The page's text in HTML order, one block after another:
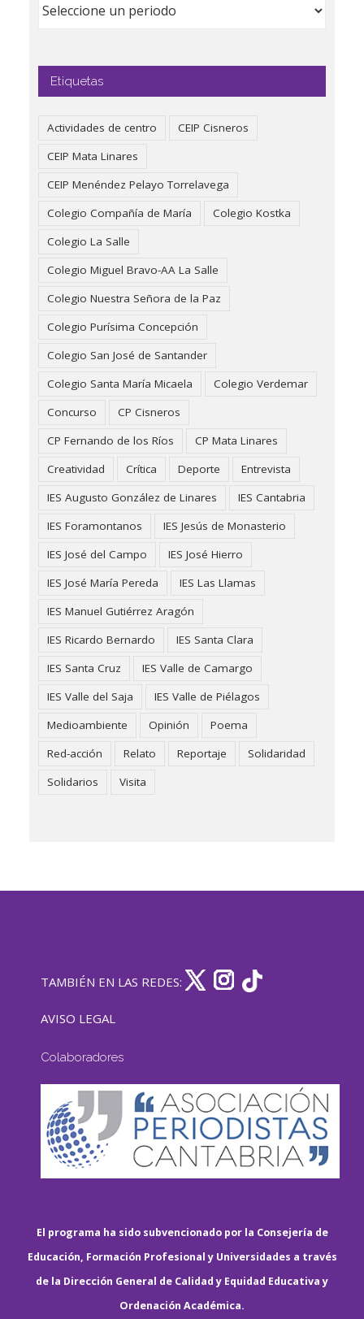
Etiquetas
Actividades de centro
CEIP Cisneros
CEIP Mata Linares
CEIP Menéndez Pelayo Torrelavega
Colegio Compañía de María
Colegio Kostka
Colegio La Salle
Colegio Miguel Bravo-AA La Salle
Colegio Nuestra Señora de la Paz
Colegio Purísima Concepción
Colegio San José de Santander
Colegio Santa María Micaela
Colegio Verdemar
Concurso
CP Cisneros
CP Fernando de los Ríos
CP Mata Linares
Creatividad
Crítica Deporte
Entrevista
IES Augusto González de Linares
IES Cantabria
IES Foramontanos
IES Jesús de Monasterio
IES José del Campo
IES José Hierro
IES José María Pereda
IES Las Llamas
IES Manuel Gutiérrez Aragón
IES Ricardo Bernardo
IES Santa Clara
IES Santa Cruz
IES Valle de Camargo
IES Valle del Saja
IES Valle de Piélagos
Medioambiente
Opinión
Poema
Red-acción
Relato Reportaje
Solidaridad
Solidarios
Visita
TAMBIÉN EN LAS REDES:
AVISO LEGAL
Colaboradores
El programa ha sido subvencionado por la Consejería de
Educación, Formación Profesional y Universidades a través
de la Dirección General de Calidad y Equidad Educativa y
Ordenación Académica.